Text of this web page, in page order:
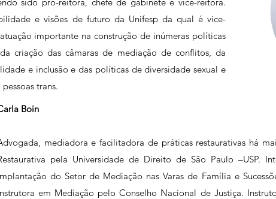
e visões de futuro da Unifesp da qual é vice-
importante na construção de inúmeras políticas
criação das câmaras de mediação de conflitos, da
e inclusão e das políticas de diversidade sexual e
trans.
Boin
mediadora e facilitadora de práticas restaurativas há
pela Universidade de Direito de São Paulo –USP.
do Setor de Mediação nas Varas de Família e
em Mediação pelo Conselho Nacional de Justiça.